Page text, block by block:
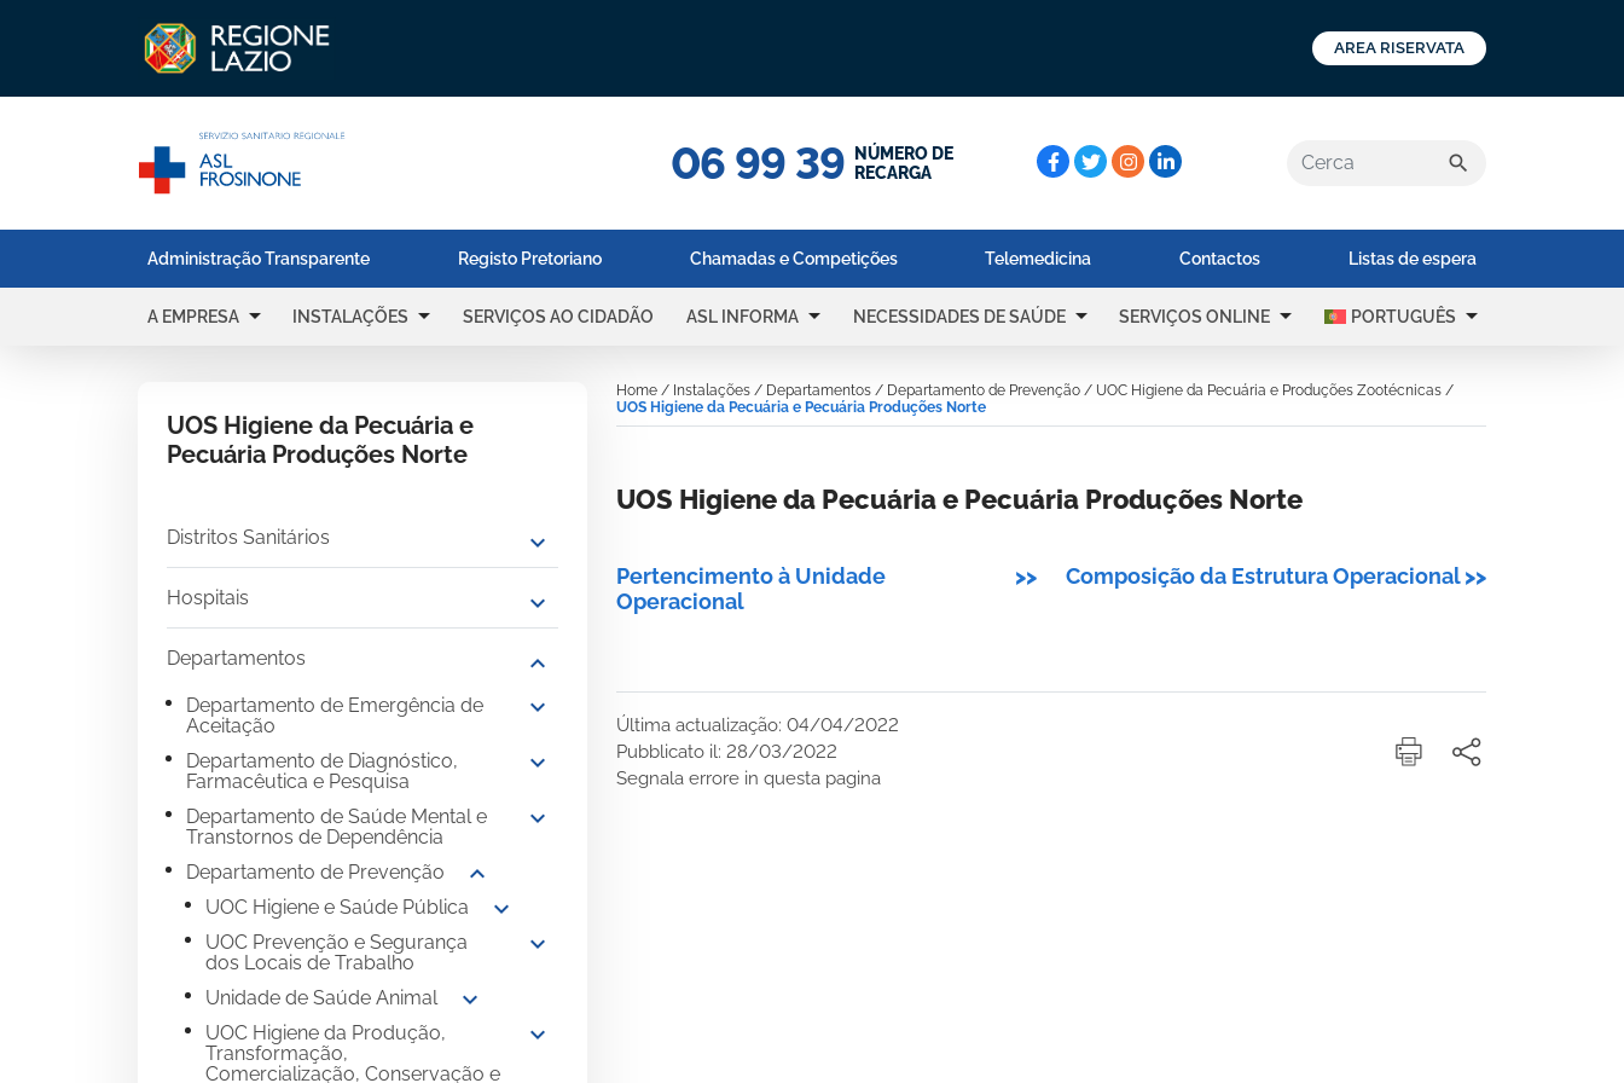
AREA RISERVATA
06 99 39
NÚMERO DE
RECARGA
Cerca: search
Administração Transparente Registo Pretoriano Chamadas e Competições Telemedicina Contactos Listas de espera
A EMPRESA arrow_drop_down INSTALAÇÕES arrow_drop_down SERVIÇOS AO CIDADÃO ASL INFORMA arrow_drop_down NECESSIDADES DE SAÚDE arrow_drop_down SERVIÇOS ONLINE arrow_drop_down PORTUGUÊS arrow_drop_down
UOS Higiene da Pecuária e
Pecuária Produções Norte
Distritos Sanitários expand_more
Hospitais expand_more
Departamentos expand_more
Departamento de Emergência de
Aceitação
expand_more
Departamento de Diagnóstico,
Farmacêutica e Pesquisa
expand_more
Departamento de Saúde Mental e
Transtornos de Dependência
expand_more
Departamento de Prevenção expand_more
UOC Higiene e Saúde Pública expand_more
UOC Prevenção e Segurança
dos Locais de Trabalho
expand_more
Unidade de Saúde Animal expand_more
UOC Higiene da Produção,
Transformação,
Comercialização, Conservação e
expand_more
Home / Instalações / Departamentos / Departamento de Prevenção / UOC Higiene da Pecuária e Produções Zootécnicas /
UOS Higiene da Pecuária e Pecuária Produções Norte
UOS Higiene da Pecuária e Pecuária Produções Norte
Pertencimento à Unidade
Operacional
>> Composição da Estrutura Operacional>>
Última actualização: 04/04/2022
Pubblicato il: 28/03/2022
Segnala errore in questa pagina